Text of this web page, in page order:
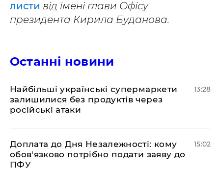
листи від імені глави Офісу
президента Кирила Буданова.
Останні новини
Найбільші українські супермаркети
залишилися без продуктів через
російські атаки
13:28
Доплата до Дня Незалежності: кому
обов'язково потрібно подати заяву до
ПФУ
15:02